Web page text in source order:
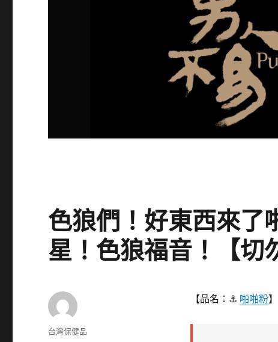
色狼們！好東西來了
星！色狼福音！【切
【品名：⚓ 啪啪粉】
作
台灣保健品